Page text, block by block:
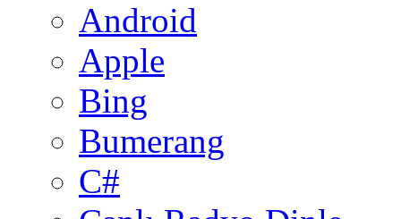
Android
Apple
Bing
Bumerang
C#